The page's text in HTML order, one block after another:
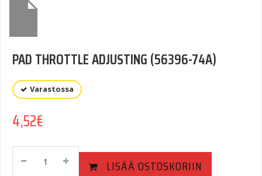
PAD THROTTLE ADJUSTING (56396-74A)
Varastossa
4,52€
THROTTLE
LISÄÄ OSTOSKORIIN